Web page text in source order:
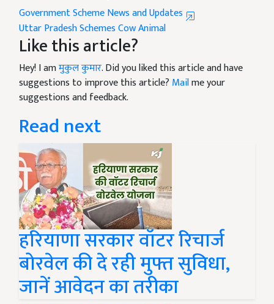
Government Scheme News and Updates
Uttar PradeshSchemesCowAnimal
Like this article?
Hey! I amमुकुल कुमार. Did you liked this article and have
suggestions to improve this article? Mailme your
suggestions and feedback.
Read next
हरियाणा सरकार वॉटर रिचार्ज
बोरवेल की दे रही मुफ्त सुविधा,
जानें आवेदन का तरीका